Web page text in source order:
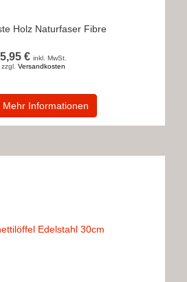
Holz Naturfaser Fibre
5,95 € inkl. MwSt.
zzgl. Versandkosten
Mehr Informationen